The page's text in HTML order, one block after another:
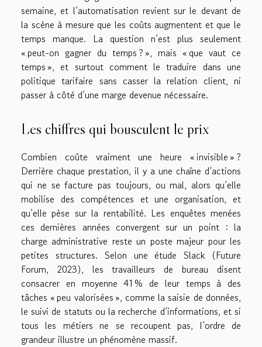
semaine, et l’automatisation revient sur le devant de
la scène à mesure que les coûts augmentent et que le
temps manque. La question n’est plus seulement
« peut-on gagner du temps ? », mais « que vaut ce
temps », et surtout comment le traduire dans une
politique tarifaire sans casser la relation client, ni
passer à côté d’une marge devenue nécessaire.
Les chiffres qui bousculent le prix
Combien coûte vraiment une heure « invisible » ?
Derrière chaque prestation, il y a une chaîne d’actions
qui ne se facture pas toujours, ou mal, alors qu’elle
mobilise des compétences et une organisation, et
qu’elle pèse sur la rentabilité. Les enquêtes menées
ces dernières années convergent sur un point : la
charge administrative reste un poste majeur pour les
petites structures. Selon une étude Slack (Future
Forum, 2023), les travailleurs de bureau disent
consacrer en moyenne 41 % de leur temps à des
tâches « peu valorisées », comme la saisie de données,
le suivi de statuts ou la recherche d’informations, et si
tous les métiers ne se recoupent pas, l’ordre de
grandeur illustre un phénomène massif.